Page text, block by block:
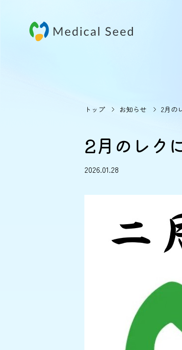
トップ お知らせ 2月の
2月のレク
2026.01.28